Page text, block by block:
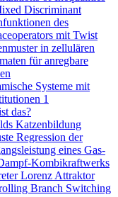
Discriminant
des
mit Twist
in zellulären
für anregbare
Systeme mit
1
das?
Katzenbildung
Regression der
eines Gas-
Kombikraftwerks
Lorenz Attraktor
Branch Switching